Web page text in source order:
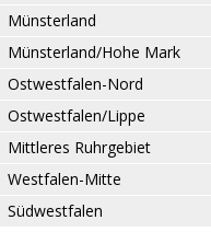
Münsterland
Münsterland/Hohe Mark
Ostwestfalen-Nord
Ostwestfalen/Lippe
Mittleres Ruhrgebiet
Westfalen-Mitte
Südwestfalen